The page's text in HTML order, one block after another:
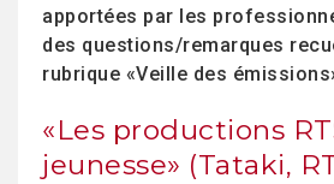
apportées par les
des questions/remarques
rubrique «Veille des
«Les productions
jeunesse» (Tataki,